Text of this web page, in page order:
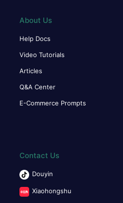
About Us
Help Docs
Video Tutorials
Articles
Q&A Center
E-Commerce Prompts
Contact Us
Douyin
Xiaohongshu